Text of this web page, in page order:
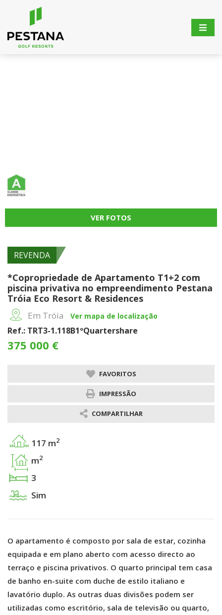
VER FOTOS
REVENDA
*Copropriedade de Apartamento T1+2 com
piscina privativa no empreendimento Pestana
Tróia Eco Resort & Residences
Em Tróia Ver mapa de localização
Ref.: TRT3-1.118B1ºQuartershare
375 000 €
FAVORITOS
IMPRESSÃO
COMPARTILHAR
117 m2
m2
3
Sim
O apartamento é composto por sala de estar, cozinha
equipada e em plano aberto com acesso directo ao
terraço e piscina privativos. O quarto principal tem casa
de banho en-suite com duche de estilo italiano e
lavatório duplo. As outras duas divisões podem ser
utilizadas como escritório, sala de televisão ou quarto,